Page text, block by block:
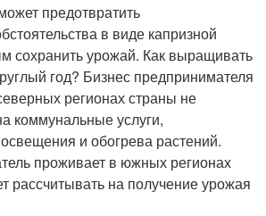
предотвратить
в виде капризной
сохранить урожай. Как выращивать
год? Бизнес предпринимателя
регионах страны не
коммунальные услуги,
и обогрева растений.
проживает в южных регионах
рассчитывать на получение урожая